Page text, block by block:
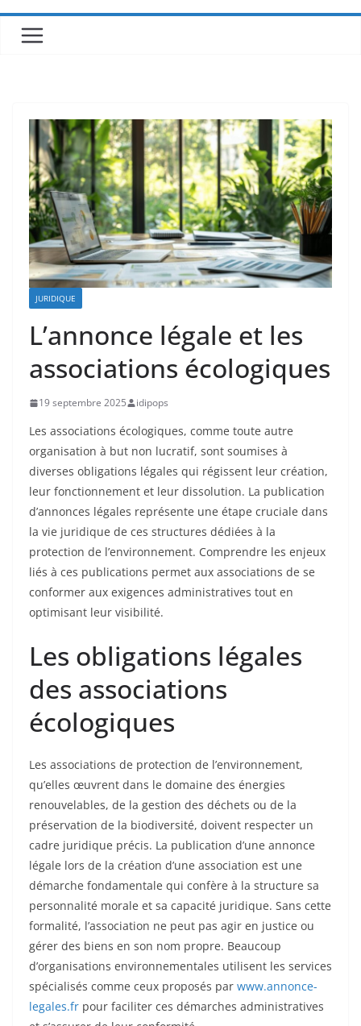
JURIDIQUE
L’annonce légale et les
associations écologiques
19 septembre 2025 idipops
Les associations écologiques, comme toute autre
organisation à but non lucratif, sont soumises à
diverses obligations légales qui régissent leur création,
leur fonctionnement et leur dissolution. La publication
d’annonces légales représente une étape cruciale dans
la vie juridique de ces structures dédiées à la
protection de l’environnement. Comprendre les enjeux
liés à ces publications permet aux associations de se
conformer aux exigences administratives tout en
optimisant leur visibilité.
Les obligations légales
des associations
écologiques
Les associations de protection de l’environnement,
qu’elles œuvrent dans le domaine des énergies
renouvelables, de la gestion des déchets ou de la
préservation de la biodiversité, doivent respecter un
cadre juridique précis. La publication d’une annonce
légale lors de la création d’une association est une
démarche fondamentale qui confère à la structure sa
personnalité morale et sa capacité juridique. Sans cette
formalité, l’association ne peut pas agir en justice ou
gérer des biens en son nom propre. Beaucoup
d’organisations environnementales utilisent les services
spécialisés comme ceux proposés par www.annonce-
legales.fr pour faciliter ces démarches administratives